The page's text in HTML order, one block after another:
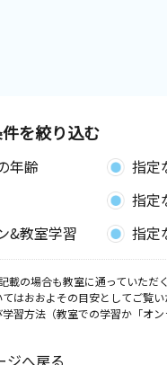
を絞り込む
年齢 指定
指定
&教室学習
指定
載の場合も教室に通っていただ
はおおよその目安としてご覧い
習方法（教室での学習か「オン
ジへ戻る